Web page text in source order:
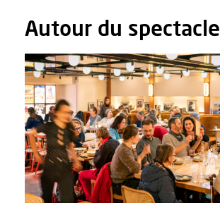
Autour du spectacle